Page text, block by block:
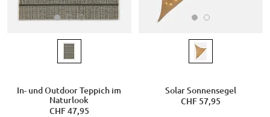
In- und Outdoor Teppich im
Naturlook
CHF 47,95
Solar Sonnensegel
CHF 57,95